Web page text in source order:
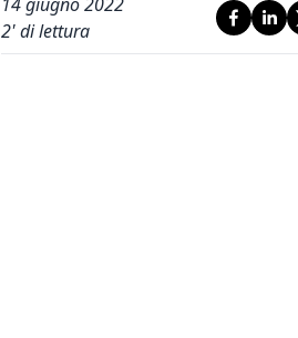
2' di lettura